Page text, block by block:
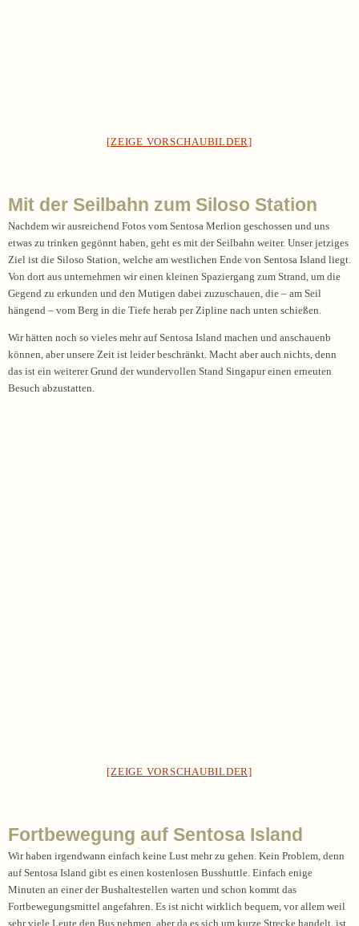
[ZEIGE VORSCHAUBILDER]
Mit der Seilbahn zum Siloso Station
Nachdem wir ausreichend Fotos vom Sentosa Merlion geschossen und uns
etwas zu trinken gegönnt haben, geht es mit der Seilbahn weiter. Unser jetziges
Ziel ist die Siloso Station, welche am westlichen Ende von Sentosa Island liegt.
Von dort aus unternehmen wir einen kleinen Spaziergang zum Strand, um die
Gegend zu erkunden und den Mutigen dabei zuzuschauen, die – am Seil
hängend – vom Berg in die Tiefe herab per Zipline nach unten schießen.
Wir hätten noch so vieles mehr auf Sentosa Island machen und anschauenb
können, aber unsere Zeit ist leider beschränkt. Macht aber auch nichts, denn
das ist ein weiterer Grund der wundervollen Stand Singapur einen erneuten
Besuch abzustatten.
[ZEIGE VORSCHAUBILDER]
Fortbewegung auf Sentosa Island
Wir haben irgendwann einfach keine Lust mehr zu gehen. Kein Problem, denn
auf Sentosa Island gibt es einen kostenlosen Busshuttle. Einfach enige
Minuten an einer der Bushaltestellen warten und schon kommt das
Fortbewegungsmittel angefahren. Es ist nicht wirklich bequem, vor allem weil
sehr viele Leute den Bus nehmen, aber da es sich um kurze Strecke handelt, ist